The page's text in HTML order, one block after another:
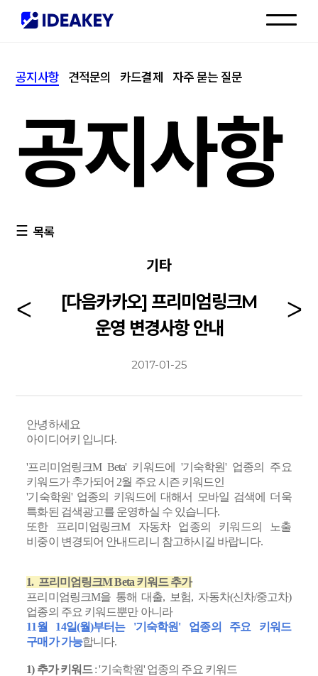
고객센터
공지사항 견적문의 카드결제 자주 묻는 질문
공지사항
목록
기타
[다음카카오] 프리미엄링크M
운영 변경사항 안내
2017-01-25
안녕하세요
아이디어키 입니다.
'프리미엄링크M Beta' 키워드에 '기숙학원' 업종의 주요
키워드가 추가되어 2월 주요 시즌 키워드인
'기숙학원' 업종의 키워드에 대해서 모바일 검색에 더욱
특화된 검색광고를 운영하실 수 있습니다.
또한 프리미엄링크M 자동차 업종의 키워드의 노출
비중이 변경되어 안내드리니 참고하시길 바랍니다.
1. 프리미엄링크M Beta 키워드 추가
프리미엄링크M을 통해 대출, 보험, 자동차(신차/중고차)
업종의 주요 키워드뿐만 아니라
11월 14일(월)부터는 '기숙학원' 업종의 주요 키워드
구매가 가능합니다.
1) 추가 키워드: '기숙학원' 업종의 주요 키워드